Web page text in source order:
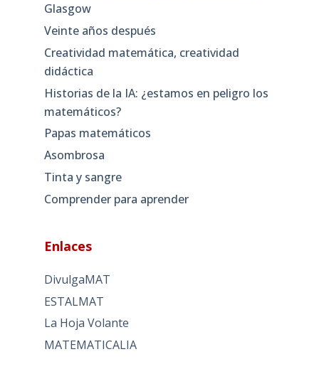
Glasgow
Veinte años después
Creatividad matemática, creatividad
didáctica
Historias de la IA: ¿estamos en peligro los
matemáticos?
Papas matemáticos
Asombrosa
Tinta y sangre
Comprender para aprender
Enlaces
DivulgaMAT
ESTALMAT
La Hoja Volante
MATEMATICALIA